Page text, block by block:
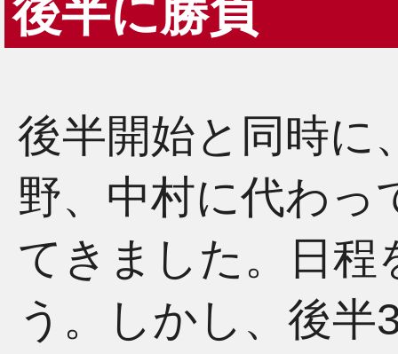
後半に勝負
後半開始と同時に
野、中村に代わっ
てきました。日程
う。しかし、後